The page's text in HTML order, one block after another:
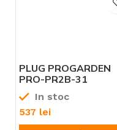
PLUG PROGARDEN
PRO-PR2B-31
REVERSIBIL CU DOUA
BRAZDARE PENTRU
MOTOCULTOR TIJA
31CM
In stoc
537 lei